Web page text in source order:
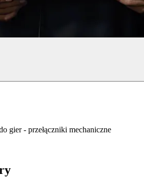
gier - przełączniki mechaniczne